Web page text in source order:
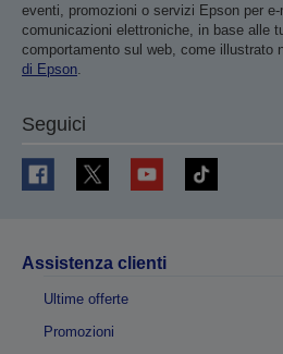
eventi, promozioni o servizi Epson per
comunicazioni elettroniche, in base alle
comportamento sul web, come illustrato
di Epson
Seguici
Assistenza clienti
Ultime offerte
Promozioni